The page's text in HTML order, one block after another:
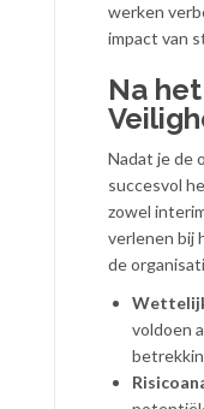
werken
impact van
Na
Nadat je de
succesvol
zowel
verlenen bij
de
voldoen